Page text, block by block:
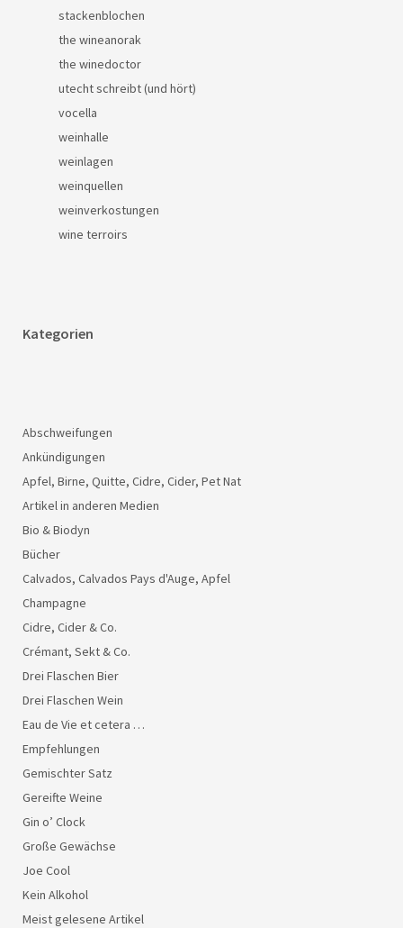
stackenblochen
the wineanorak
the winedoctor
utecht schreibt (und hört)
vocella
weinhalle
weinlagen
weinquellen
weinverkostungen
wine terroirs
Kategorien
Abschweifungen
Ankündigungen
Apfel, Birne, Quitte, Cidre, Cider, Pet Nat
Artikel in anderen Medien
Bio & Biodyn
Bücher
Calvados, Calvados Pays d'Auge, Apfel
Champagne
Cidre, Cider & Co.
Crémant, Sekt & Co.
Drei Flaschen Bier
Drei Flaschen Wein
Eau de Vie et cetera …
Empfehlungen
Gemischter Satz
Gereifte Weine
Gin o’ Clock
Große Gewächse
Joe Cool
Kein Alkohol
Meist gelesene Artikel